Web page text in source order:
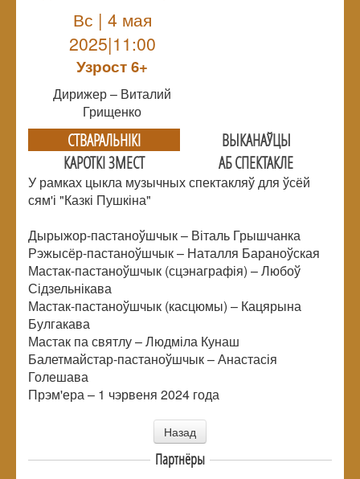
Вс | 4 мая
2025|11:00
Узрoст 6+
Дирижер – Виталий
Грищенко
СТВАРАЛЬНIКI
ВЫКАНАЎЦЫ
КАРОТКІ ЗМЕСТ
АБ СПЕКТАКЛЕ
У рамках цыкла музычных спектакляў для ўсёй
сям'і "Казкі Пушкіна"
Дырыжор-пастаноўшчык – Віталь Грышчанка
Рэжысёр-пастаноўшчык – Наталля Бараноўская
Мастак-пастаноўшчык (сцэнаграфія) – Любоў
Сідзельнікава
Мастак-пастаноўшчык (касцюмы) – Кацярына
Булгакава
Мастак па святлу – Людміла Кунаш
Балетмайстар-пастаноўшчык – Анастасія
Голешава
Прэм'ера – 1 чэрвеня 2024 года
Назад
Партнёры